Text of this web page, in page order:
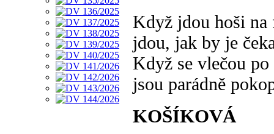
Když jdou hoši na
jdou, jak by je
Když se vlečou po
jsou parádně
KOŠÍKOVÁ